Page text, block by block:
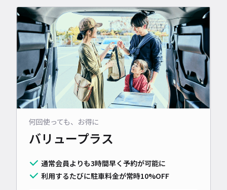
何回使っても、お得に
バリュープラス
通常会員よりも3時間早く予約が可能に
利用するたびに駐車料金が常時10%OFF